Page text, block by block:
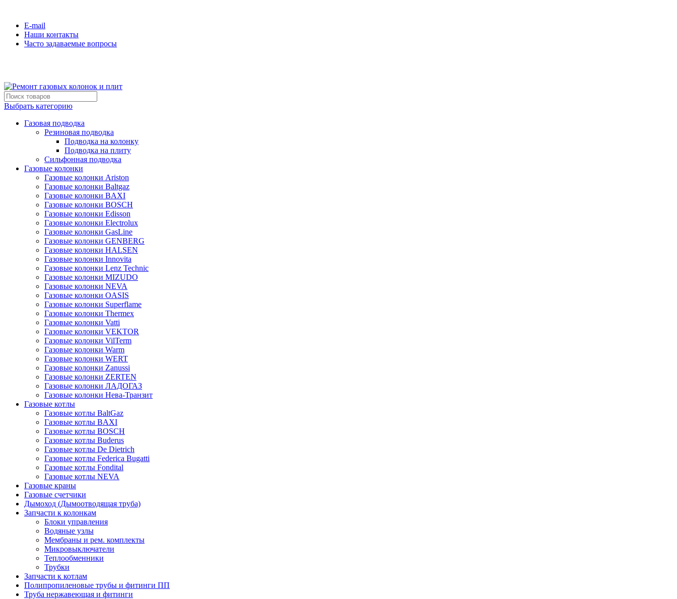
E-mail
Наши контакты
Часто задаваемые вопросы
Выбрать категорию
Газовая подводка
Резиновая подводка
Подводка на колонку
Подводка на плиту
Сильфонная подводка
Газовые колонки
Газовые колонки Ariston
Газовые колонки Baltgaz
Газовые колонки BAXI
Газовые колонки BOSCH
Газовые колонки Edisson
Газовые колонки Electrolux
Газовые колонки GasLine
Газовые колонки GENBERG
Газовые колонки HALSEN
Газовые колонки Innovita
Газовые колонки Lenz Technic
Газовые колонки MIZUDO
Газовые колонки NEVA
Газовые колонки OASIS
Газовые колонки Superflame
Газовые колонки Thermex
Газовые колонки Vatti
Газовые колонки VEKTOR
Газовые колонки VilTerm
Газовые колонки Warm
Газовые колонки WERT
Газовые колонки Zanussi
Газовые колонки ZERTEN
Газовые колонки ЛАДОГАЗ
Газовые колонки Нева-Транзит
Газовые котлы
Газовые котлы BaltGaz
Газовые котлы BAXI
Газовые котлы BOSCH
Газовые котлы Buderus
Газовые котлы De Dietrich
Газовые котлы Federica Bugatti
Газовые котлы Fondital
Газовые котлы NEVA
Газовые краны
Газовые счетчики
Дымоход (Дымоотводящая труба)
Запчасти к колонкам
Блоки управления
Водяные узлы
Мембраны и рем. комплекты
Микровыключатели
Теплообменники
Трубки
Запчасти к котлам
Полипропиленовые трубы и фитинги ПП
Труба нержавеющая и фитинги